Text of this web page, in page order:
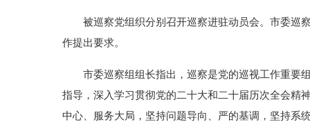
被巡察党组织分别召开巡察进驻动员会。市委巡
作提出要求。
市委巡察组组长指出，巡察是党的巡视工作重要
指导，深入学习贯彻党的二十大和二十届历次全会精
中心、服务大局，坚持问题导向、严的基调，坚持系